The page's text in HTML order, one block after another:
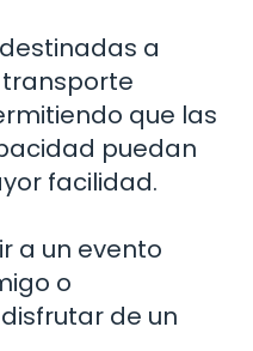
a
que las
puedan
facilidad.
a un evento
o
de un